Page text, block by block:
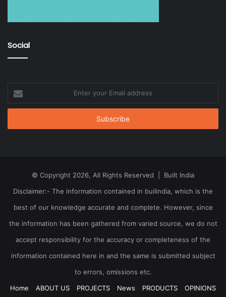
Social
your
Email
© Copyright 2026, All Rights Reserved | Built India
Disclaimer:- The information contained in builindia, which is the
best of our knowledge accurate and complete. However, since
the information has been gathered from varied source, we do not
accept responsibility for the accuracy or completeness of the
information contained here in and the same is submitted subject
to errors, omissions etc.
Home
ABOUT US PROJECTS News PRODUCTS OPINIONS